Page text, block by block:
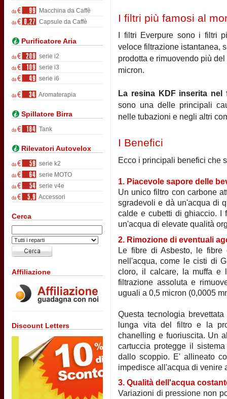
Macchina da Caffè
Capsule da Caffè
Purificatore Aria
serie i2
serie i3
serie i6
Aromaterapia
Spillatore Birra
Tank
Rilevatori Autovelox
serie k2
serie MOTO
serie v4e
Accessori
Cerca
Affiliazione
Discount Letters
I filtri più famosi al
I filtri Everpure sono i filtri
veloce filtrazione istantanea,
prodotta e rimuovendo più
micron.
La resina KDF inserita
sono una delle principali
nelle tubazioni e negli altri
I Benefici
Ecco i principali benefici che
1. Piacevole sapore delle
Un unico filtro con carbone
sgradevoli e dà un'acqua di
calde e cubetti di ghiaccio. I
un'acqua di elevate qualità
2. Rimozione di eventuali
Le fibre di Asbesto, le fibre
nell'acqua, come le cisti di
cloro, il calcare, la muffa e
filtrazione assoluta e
uguali a 0,5 micron (0,0005
Questa tecnologia
lunga vita del filtro e la
chanelling e fuoriuscita. Un
cartuccia protegge il
dallo scoppio. E' allineato
impedisce all'acqua di venire
3. Qualità dell'acqua
Variazioni di pressione non